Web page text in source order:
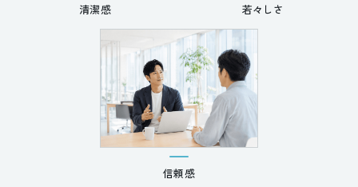
清潔感 若々しさ
信頼感